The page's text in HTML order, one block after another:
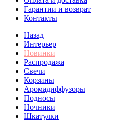
Гарантии и возврат
Контакты
Назад
Интерьер
Новинки
Распродажа
Свечи
Корзины
Аромадиффузоры
Подносы
Ночники
Шкатулки